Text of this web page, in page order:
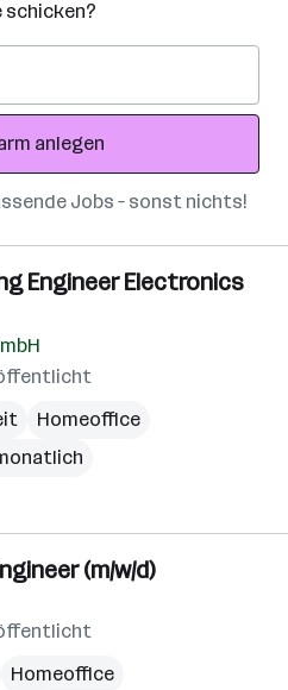
schicken?
anlegen
Jobs – sonst nichts!
Engineer Electronics
Homeoffice
(m/w/d)
Homeoffice